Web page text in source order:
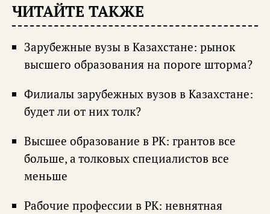
ЧИТАЙТЕ ТАКЖЕ
Зарубежные вузы в Казахстане: рынок
высшего образования на пороге шторма?
Филиалы зарубежных вузов в Казахстане:
будет ли от них толк?
Высшее образование в РК: грантов все
больше, а толковых специалистов все
меньше
Рабочие профессии в РК: невнятная